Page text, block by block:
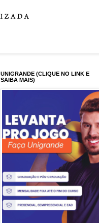
UNIGRANDE (CLIQUE NO LINK E
SAIBA MAIS)